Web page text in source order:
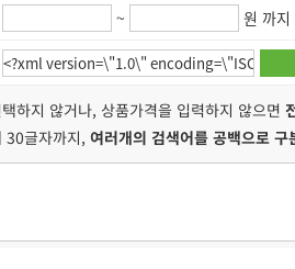
~ 원 까지
하지 않거나, 상품가격을 입력하지 않으면
30글자까지,여러개의 검색어를 공백으로 구